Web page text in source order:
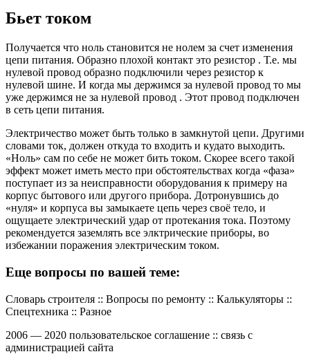
Бьет током
Получается что ноль становится не нолем за счет изменения
цепи питания. Образно плохой контакт это резистор . Т.е. мы
нулевой провод образно подключили через резистор к
нулевой шине. И когда мы держимся за нулевой провод то мы
уже держимся не за нулевой провод . Этот провод подключен
в сеть цепи питания.
Электричество может быть только в замкнутой цепи. Другими
словами ток, должен откуда то входить и кудато выходить.
«Ноль» сам по себе не может бить током. Скорее всего такой
эффект может иметь место при обстоятельствах когда «фаза»
поступает из за неисправности оборудования к примеру на
корпус бытового или другого прибора. Дотронувшись до
«нуля» и корпуса вы замыкаете цепь через своё тело, и
ощущаете электрический удар от протекания тока. Поэтому
рекомендуется заземлять все элктрические приборы, во
избежании поражения электрическим током.
Еще вопросы по вашей теме:
Словарь строителя :: Вопросы по ремонту :: Калькуляторы ::
Спецтехника :: Разное
2006 — 2020 пользовательское соглашение :: связь с
администрацией сайта